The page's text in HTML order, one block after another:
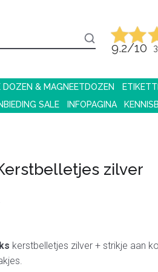
9.2/10
DOZEN & MAGNEETDOZEN
SALE INFOPAGINA
zilver
kerstbelletjes zilver + strikje aan